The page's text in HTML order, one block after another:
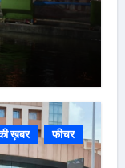
ख़बर फीचर